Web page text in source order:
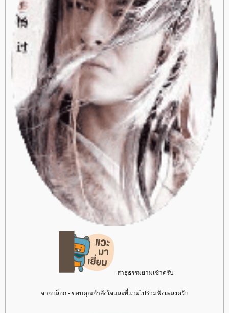
สาธุธรรมยามเช้าครับ
จากบล็อก - ขอบคุณกำลังใจและที่แวะไปร่วมฟังเพลงครับ